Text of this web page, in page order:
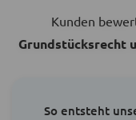
Kunden
Grundstücksrecht
So entsteht